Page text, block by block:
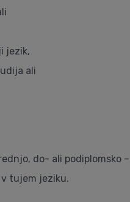
jezik,
ali
do- ali podiplomsko
tujem jeziku.